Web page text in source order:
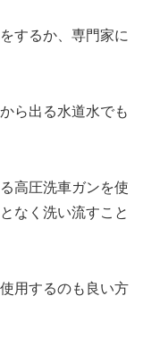
するか、専門家に
ら出る水道水でも
高圧洗車ガンを使
なく洗い流すこと
用するのも良い方